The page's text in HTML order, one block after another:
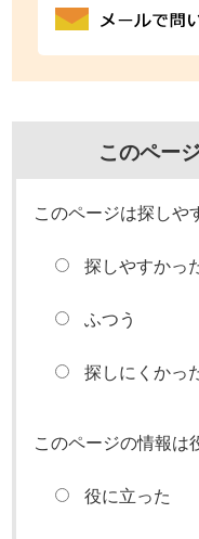
このペー
このページは探しや
探しやすかっ
ふつう
探しにくかっ
このページの情報は
役に立った